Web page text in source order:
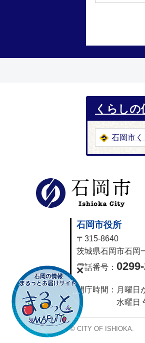
くらしの
石岡市
石岡市役所
〒315-8640
茨城県石岡市石岡
電話番号：
開庁時間： 月曜日
水曜日
© CITY OF ISHIOKA.